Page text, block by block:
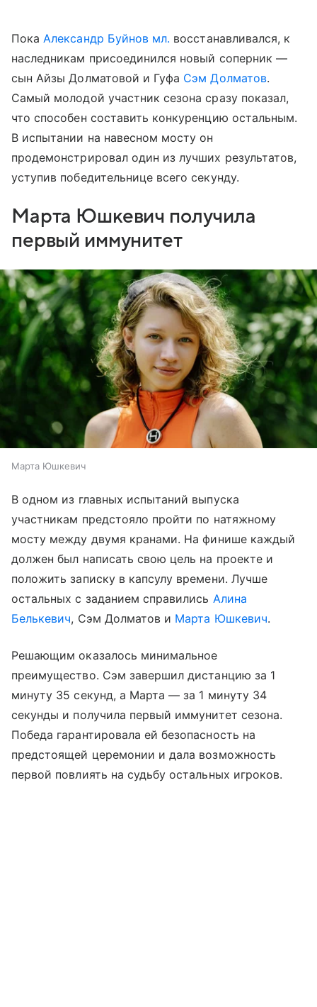
Пока Александр Буйнов мл. восстанавливался, к
наследникам присоединился новый соперник —
сын Айзы Долматовой и Гуфа Сэм Долматов.
Самый молодой участник сезона сразу показал,
что способен составить конкуренцию остальным.
В испытании на навесном мосту он
продемонстрировал один из лучших результатов,
уступив победительнице всего секунду.
Марта Юшкевич получила
первый иммунитет
Марта Юшкевич
В одном из главных испытаний выпуска
участникам предстояло пройти по натяжному
мосту между двумя кранами. На финише каждый
должен был написать свою цель на проекте и
положить записку в капсулу времени. Лучше
остальных с заданием справились Алина
Белькевич, Сэм Долматов и Марта Юшкевич.
Решающим оказалось минимальное
преимущество. Сэм завершил дистанцию за 1
минуту 35 секунд, а Марта — за 1 минуту 34
секунды и получила первый иммунитет сезона.
Победа гарантировала ей безопасность на
предстоящей церемонии и дала возможность
первой повлиять на судьбу остальных игроков.